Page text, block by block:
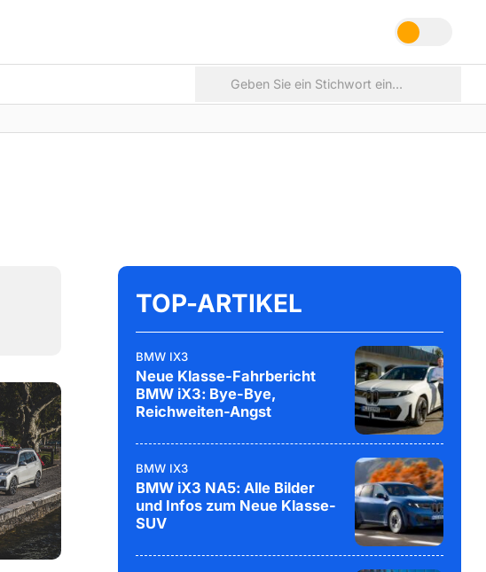
TOP-ARTIKEL
BMW IX3
Neue Klasse-Fahrbericht
BMW iX3: Bye-Bye,
Reichweiten-Angst
BMW IX3
BMW iX3 NA5: Alle Bilder
und Infos zum Neue Klasse-
SUV